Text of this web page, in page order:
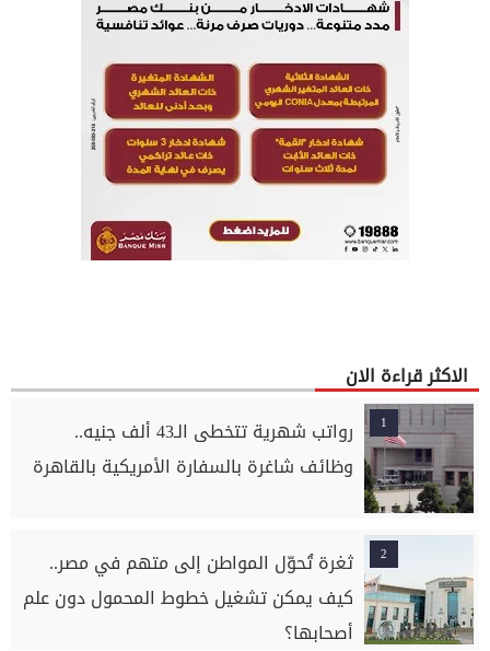
الاكثر قراءة الان
1
رواتب شهرية تتخطى الـ43 ألف جنيه..
وظائف شاغرة بالسفارة الأمريكية بالقاهرة
2
ثغرة تُحوّل المواطن إلى متهم في مصر..
كيف يمكن تشغيل خطوط المحمول دون علم
أصحابها؟